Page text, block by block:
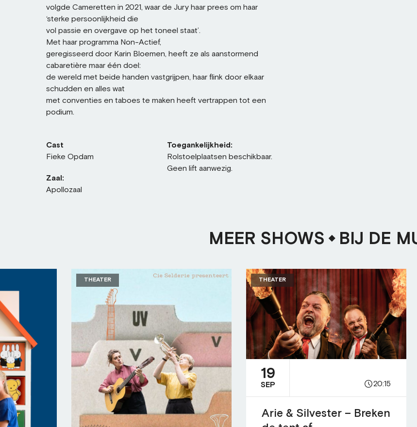
volgde Cameretten in 2021, waar de Jury haar prees om haar
‘sterke persoonlijkheid die
vol passie en overgave op het toneel staat’.
Met haar programma Non-Actief,
geregisseerd door Karin Bloemen, heeft ze als aanstormend
cabaretière maar één doel:
de wereld met beide handen vastgrijpen, haar flink door elkaar
schudden en alles wat
met conventies en taboes te maken heeft vertrappen tot een
podium.
Cast
Fieke Opdam
Zaal:
Apollozaal
Toegankelijkheid:
Rolstoelplaatsen beschikbaar.
Geen lift aanwezig.
MEER SHOWS BIJ DE
THEATER THEATER
19
SEP 20:15
Arie & Silvester – Breken